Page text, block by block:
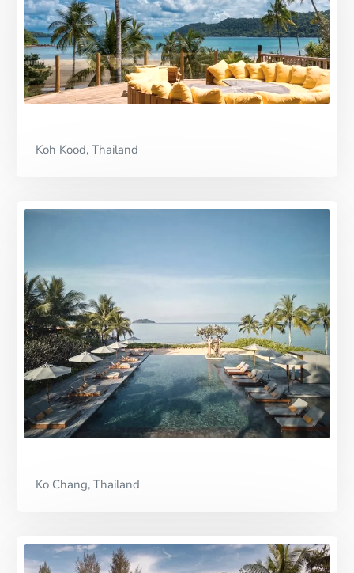
Koh Kood, Thailand
Ko Chang, Thailand